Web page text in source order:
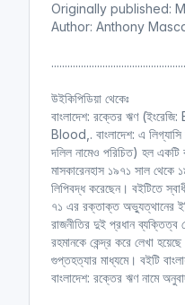
Originally published:
Author: Anthony
উইকিপিডিয়া থেকেঃ
বাংলাদেশ: রক্তের ঋণ
Blood,. বাংলাদেশ: এ
দলিল নামেও পরিচিত) হল একটি
মাসকারেনহাস ১৯৭১ সাল থেকে
লিপিবদ্ধ করেছেন। বইটিতে
৭১ এর রক্তাক্ত অভ্যুত্থানের
রাজনীতির দুই প্রধান ব্যক্তিত্ব
রহমানকে কেন্দ্র করে লেখা
গুপ্তহত্যার মাধ্যমে। বইটি
বাংলাদেশ: রক্তের ঋণ নামে